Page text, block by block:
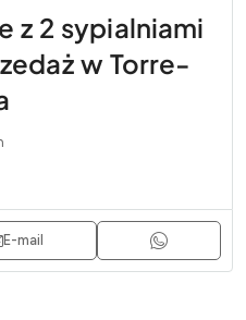
z 2 sypialniami
w Torre-
E-mail